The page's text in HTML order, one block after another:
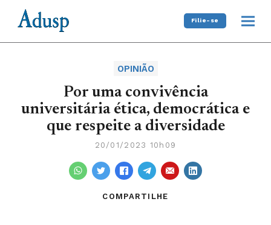
Filie-se
OPINIÃO
Por uma convivência
universitária ética, democrática e
que respeite a diversidade
20/01/2023 10h09
COMPARTILHE